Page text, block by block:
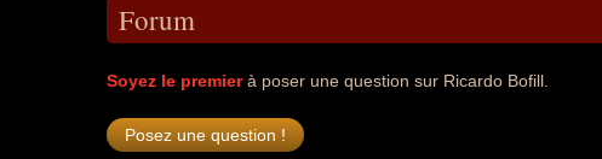
Forum
Soyez le premierà poser une question sur Ricardo Bofill.